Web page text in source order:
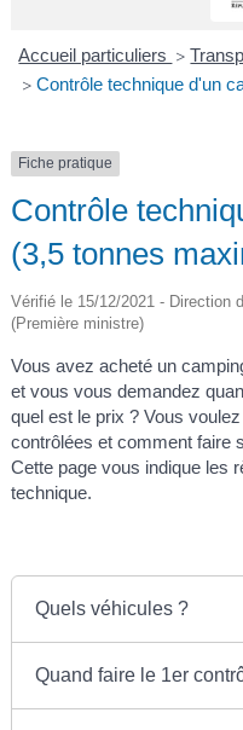
Accueil particuliers >
> Contrôle technique d'un
Fiche pratique
Contrôle
(3,5 tonnes
Vérifié le 15/12/2021 - Direction
(Première ministre)
Vous avez acheté un
et vous vous demandez
quel est le prix ? Vous
contrôlées et comment faire
Cette page vous indique les
technique.
Quels véhicules ?
Quand faire le 1er